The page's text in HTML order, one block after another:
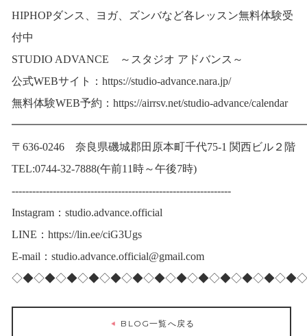
HIPHOPダンス、ヨガ、ズンバなど各レッスン無料体験受
付中
STUDIO ADVANCE ～スタジオ アドバンス～
公式WEBサイト： https://studio-advance.nara.jp/
無料体験WEB予約： https://airrsv.net/studio-advance/calendar
〒636-0246 奈良県磯城郡田原本町千代75-1 関西ビル２階
TEL:0744-32-7888(午前11時～午後7時)
----------------------------------------------------------------
Instagram：studio.advance.official
LINE： https://lin.ee/ciG3Ugs
E-mail：studio.advance.official@gmail.com
BLOG一覧へ戻る